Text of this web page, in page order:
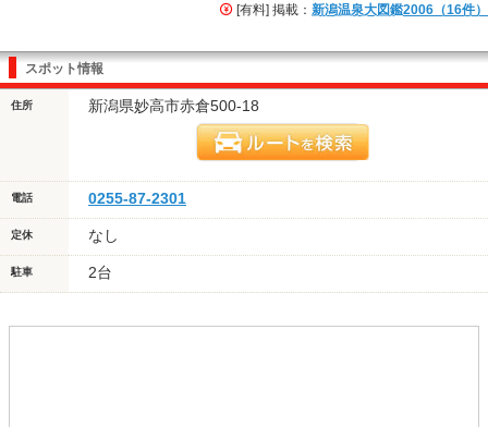
[有料] 掲載： 新潟温泉大図鑑2006（16件）
スポット情報
住所 新潟県妙高市赤倉500-18
電話 0255-87-2301
定休 なし
駐車 2台